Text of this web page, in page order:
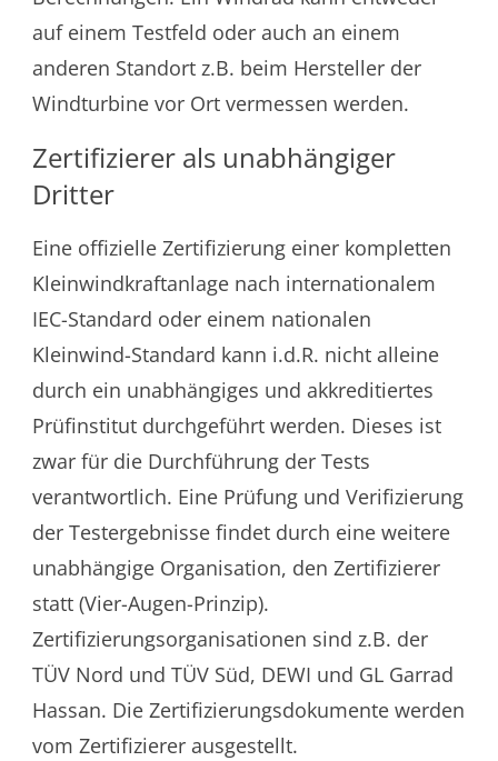
auf einem Testfeld oder auch an einem
anderen Standort z.B. beim Hersteller der
Windturbine vor Ort vermessen werden.
Zertifizierer als unabhängiger
Dritter
Eine offizielle Zertifizierung einer kompletten
Kleinwindkraftanlage nach internationalem
IEC-Standard oder einem nationalen
Kleinwind-Standard kann i.d.R. nicht alleine
durch ein unabhängiges und akkreditiertes
Prüfinstitut durchgeführt werden. Dieses ist
zwar für die Durchführung der Tests
verantwortlich. Eine Prüfung und Verifizierung
der Testergebnisse findet durch eine weitere
unabhängige Organisation, den Zertifizierer
statt (Vier-Augen-Prinzip).
Zertifizierungsorganisationen sind z.B. der
TÜV Nord und TÜV Süd, DEWI und GL Garrad
Hassan. Die Zertifizierungsdokumente werden
vom Zertifizierer ausgestellt.